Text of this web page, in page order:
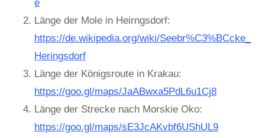
e
Länge der Mole in Heirngsdorf:
https://de.wikipedia.org/wiki/Seebr%C3%BCcke_
Heringsdorf
Länge der Königsroute in Krakau:
https://goo.gl/maps/JaABwxa5PdL6u1Cj8
Länge der Strecke nach Morskie Oko:
https://goo.gl/maps/sE3JcAKvbf6UShUL9